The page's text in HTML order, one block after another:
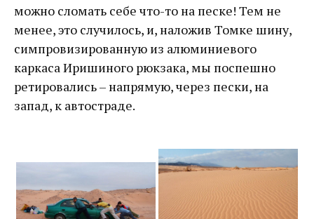
можно сломать себе что-то на песке! Тем не
менее, это случилось, и, наложив Томке шину,
симпровизированную из алюминиевого
каркаса Иришиного рюкзака, мы поспешно
ретировались – напрямую, через пески, на
запад, к автостраде.